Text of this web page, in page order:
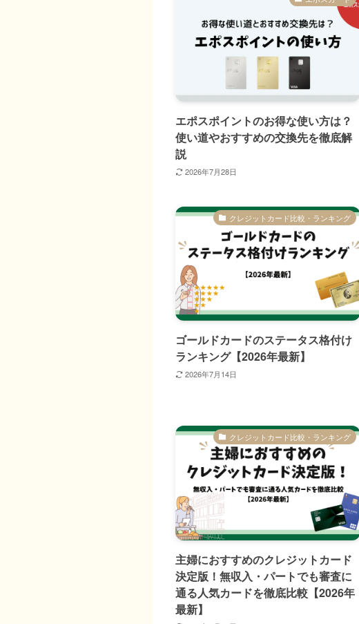
エポスポイントのお得な使い方は？
使い道やおすすめの交換先を徹底解
説
2026年7月28日
クレジットカード比較・ランキング
ゴールドカードのステータス格付け
ランキング【2026年最新】
2026年7月14日
クレジットカード比較・ランキング
主婦におすすめのクレジットカード
決定版！無収入・パートでも審査に
通る人気カードを徹底比較【2026年
最新】